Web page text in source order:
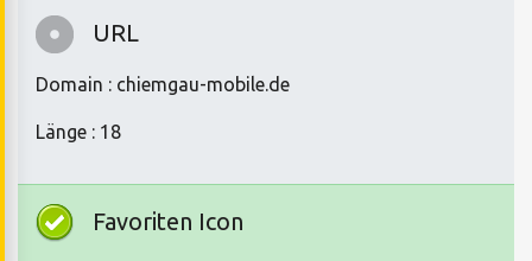
URL
Domain : chiemgau-mobile.de
Länge : 18
Favoriten Icon